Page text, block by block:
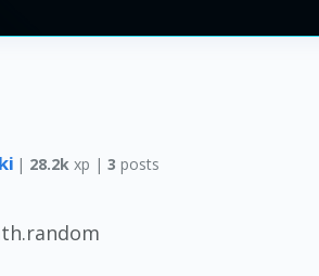
| 28.2k xp |3 posts